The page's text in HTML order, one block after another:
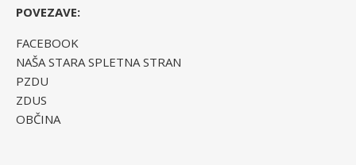
POVEZAVE:
FACEBOOK
NAŠA STARA SPLETNA STRAN
PZDU
ZDUS
OBČINA